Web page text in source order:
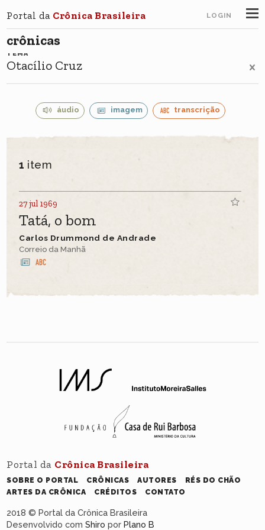
Portal da Crônica Brasileira LOGIN
crônicas
TEMA
Otacílio Cruz
áudio imagem transcrição
1 item
27 jul 1969
Tatá, o bom
Carlos Drummond de Andrade
Correio da Manhã
Portal da Crônica Brasileira
SOBRE O PORTAL CRÔNICAS AUTORES
RÉS DO CHÃO
ARTES DA CRÔNICA
CRÉDITOS CONTATO
2018 © Portal da Crônica Brasileira
Desenvolvido comShiro porPlano B